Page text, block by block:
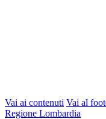
Vai ai contenuti Vai al
Regione Lombardia